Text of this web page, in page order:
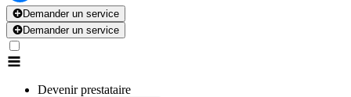
Demander un service
Demander un service
Devenir prestataire